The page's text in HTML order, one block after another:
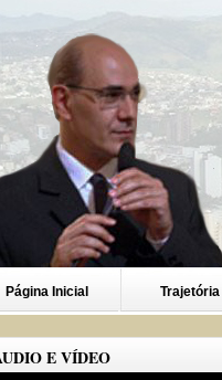
Página Inicial Trajetória
E VÍDEO